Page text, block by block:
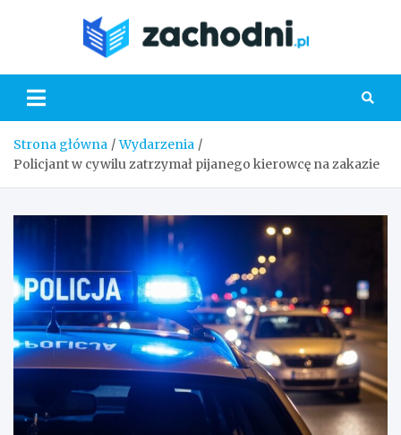
Strona główna
Wydarzenia
Policjant w cywilu zatrzymał pijanego kierowcę na zakazie